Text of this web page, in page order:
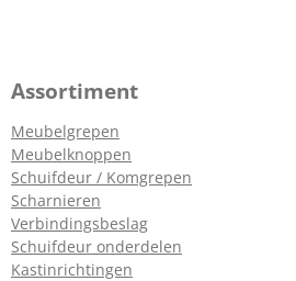
Assortiment
Meubelgrepen
Meubelknoppen
Schuifdeur / Komgrepen
Scharnieren
Verbindingsbeslag
Schuifdeur onderdelen
Kastinrichtingen